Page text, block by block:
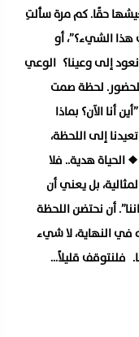
حقًا. كم مرة سألتِ
الشيء؟”، أو
نعود إلى وعينا؟ الوعي
للحضور. لحظة صمت
الآن؟ بماذا
إلى اللحظة،
هدية.. فلا
بل يعني أن
أن نحتضن اللحظة
في النهاية، لا شيء
فلنتوقف قليلاً…